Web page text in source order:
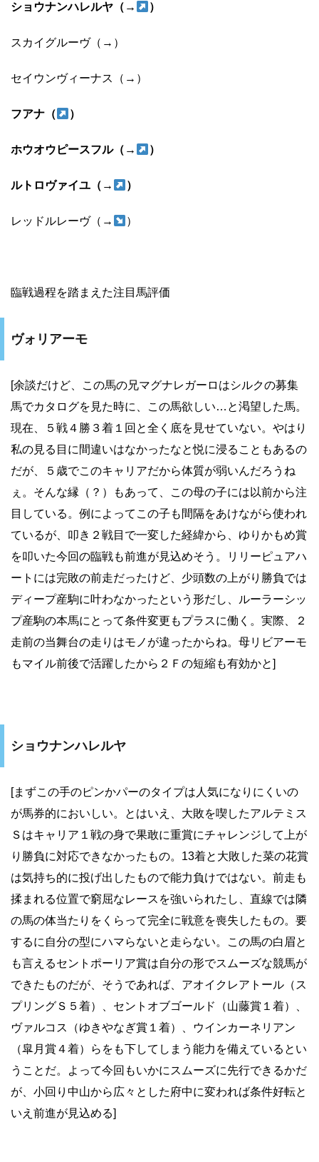
ショウナンハレルヤ（→ ）
スカイグルーヴ（→）
セイウンヴィーナス（→）
フアナ（ ）
ホウオウピースフル（→ ）
ルトロヴァイユ（→ ）
レッドルレーヴ（→ ）
臨戦過程を踏まえた注目馬評価
ヴォリアーモ
[余談だけど、この馬の兄マグナレガーロはシルクの募集
馬でカタログを見た時に、この馬欲しい…と渇望した馬。
現在、５戦４勝３着１回と全く底を見せていない。やはり
私の見る目に間違いはなかったなと悦に浸ることもあるの
だが、５歳でこのキャリアだから体質が弱いんだろうね
ぇ。そんな縁（？）もあって、この母の子には以前から注
目している。例によってこの子も間隔をあけながら使われ
ているが、叩き２戦目で一変した経緯から、ゆりかもめ賞
を叩いた今回の臨戦も前進が見込めそう。リリーピュアハ
ートには完敗の前走だったけど、少頭数の上がり勝負では
ディープ産駒に叶わなかったという形だし、ルーラーシッ
プ産駒の本馬にとって条件変更もプラスに働く。実際、２
走前の当舞台の走りはモノが違ったからね。母リビアーモ
もマイル前後で活躍したから２Ｆの短縮も有効かと]
ショウナンハレルヤ
[まずこの手のピンかパーのタイプは人気になりにくいの
が馬券的においしい。とはいえ、大敗を喫したアルテミス
Ｓはキャリア１戦の身で果敢に重賞にチャレンジして上が
り勝負に対応できなかったもの。13着と大敗した菜の花賞
は気持ち的に投げ出したもので能力負けではない。前走も
揉まれる位置で窮屈なレースを強いられたし、直線では隣
の馬の体当たりをくらって完全に戦意を喪失したもの。要
するに自分の型にハマらないと走らない。この馬の白眉と
も言えるセントポーリア賞は自分の形でスムーズな競馬が
できたものだが、そうであれば、アオイクレアトール（ス
プリングＳ５着）、セントオブゴールド（山藤賞１着）、
ヴァルコス（ゆきやなぎ賞１着）、ウインカーネリアン
（皐月賞４着）らをも下してしまう能力を備えているとい
うことだ。よって今回もいかにスムーズに先行できるかだ
が、小回り中山から広々とした府中に変われば条件好転と
いえ前進が見込める]